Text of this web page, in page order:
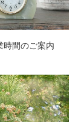
時間のご案内